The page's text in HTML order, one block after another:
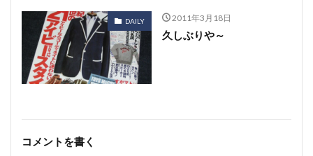
DAILY 2011年3月18日
久しぶりや～
コメントを書く